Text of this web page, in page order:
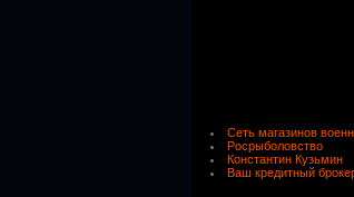
Сеть магазинов
Росрыболовство
Константин Кузьмин
Ваш кредитный